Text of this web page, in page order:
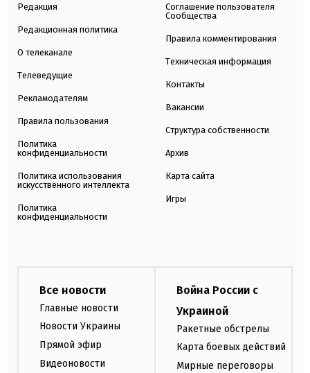
Редакция
Редакционная политика
О телеканале
Телеведущие
Рекламодателям
Правила пользования
Политика
конфиденциальности
Политика использования
искусственного интеллекта
Политика
конфиденциальности
Соглашение пользователя
Сообщества
Правила комментирования
Техническая информация
Контакты
Вакансии
Структура собственности
Архив
Карта сайта
Игры
Все новости
Главные новости
Новости Украины
Прямой эфир
Видеоновости
Война России с
Украиной
Ракетные обстрелы
Карта боевых действий
Мирные переговоры